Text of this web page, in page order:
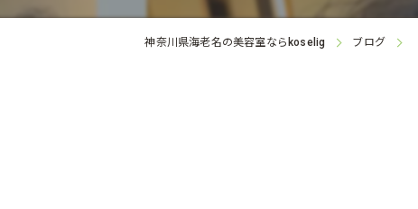
神奈川県海老名の美容室なら koselig ブログ